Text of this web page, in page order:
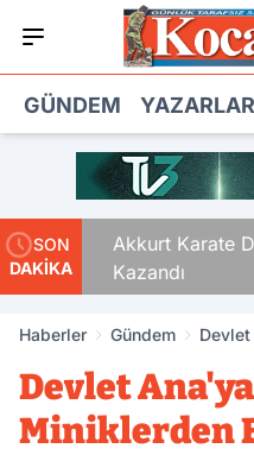
GÜNDEM YAZARLAR
SON
DAKİKA
Akkurt Karate
Kazandı
Haberler Gündem
Devlet
Miniklerden